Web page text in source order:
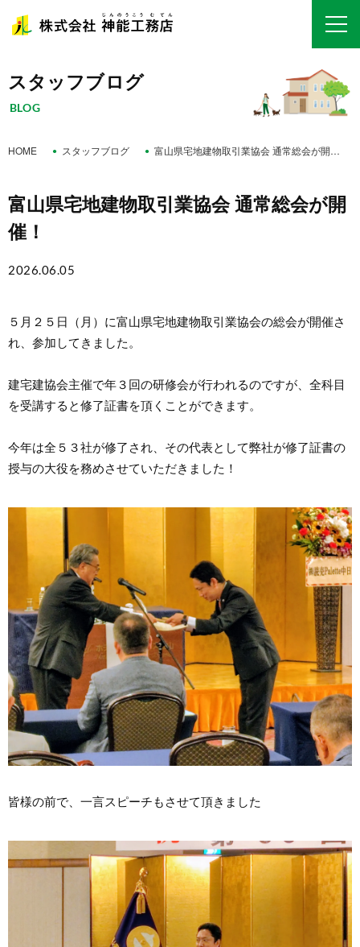
スタッフブログ
BLOG
HOME スタッフブログ 富山県宅地建物取引業協会 通常総会が開催！
富山県宅地建物取引業協会 通常総会が開
催！
2026.06.05
５月２５日（月）に富山県宅地建物取引業協会の総会が開催さ
れ、参加してきました。
建宅建協会主催で年３回の研修会が行われるのですが、全科目
を受講すると修了証書を頂くことができます。
今年は全５３社が修了され、その代表として弊社が修了証書の
授与の大役を務めさせていただきました！
皆様の前で、一言スピーチもさせて頂きました